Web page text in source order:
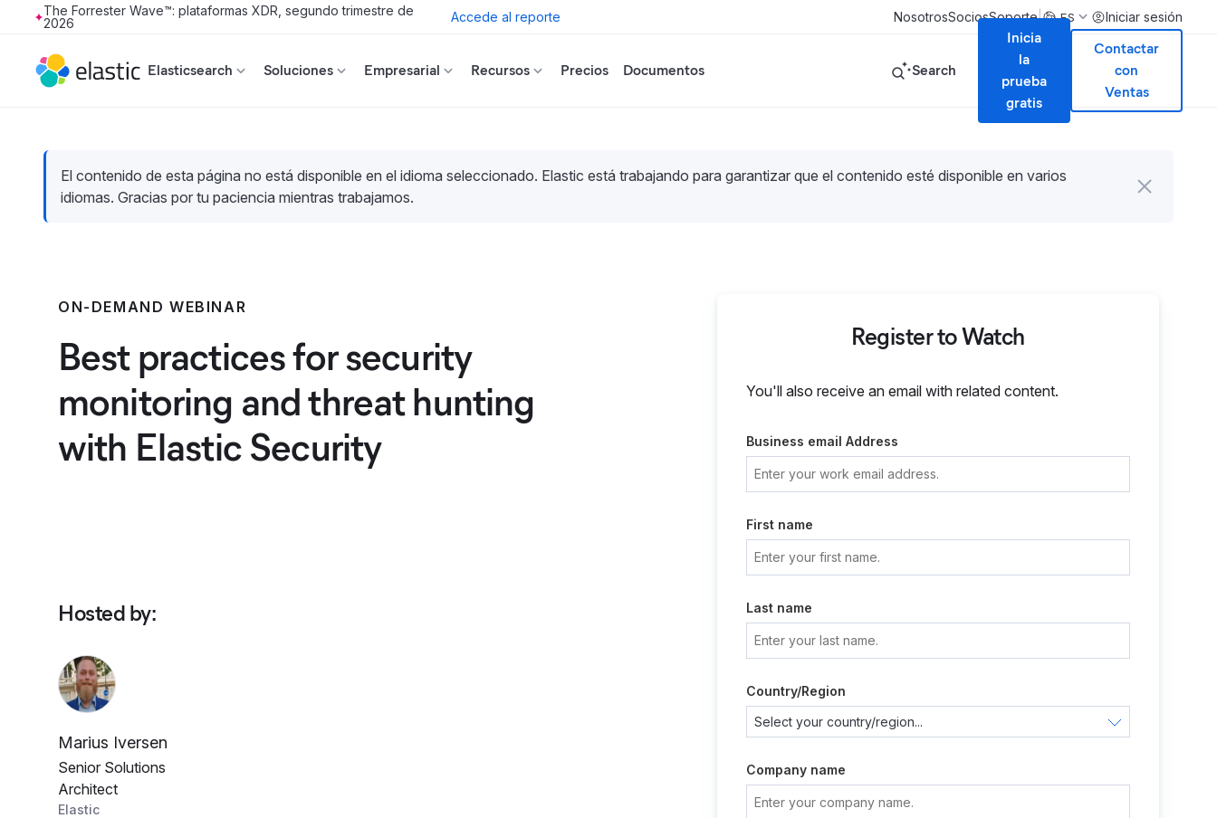
Skip to main content
The Forrester Wave™: plataformas XDR, segundo trimestre de
2026
Accede al reporte NosotrosSociosSoporte| ES Iniciar sesión
Elasticsearch Soluciones Empresarial Recursos Precios Documentos Search
Inicia
la
prueba
gratis
Contactar
con
Ventas
El contenido de esta página no está disponible en el idioma seleccionado. Elastic está trabajando para garantizar que el contenido esté disponible en varios
idiomas. Gracias por tu paciencia mientras trabajamos.
ON-DEMAND WEBINAR
Best practices for security
monitoring and threat hunting
with Elastic Security
Hosted by:
Marius Iversen
Senior Solutions
Architect
Elastic
Register to Watch
You'll also receive an email with related content.
Business email Address
First name
Last name
Country/Region
Company name